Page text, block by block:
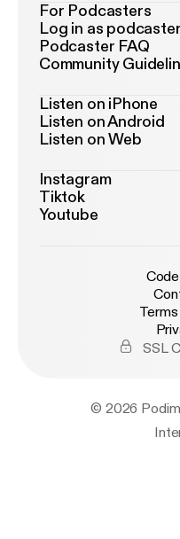
For Podcasters
Log in as podcaster
Podcaster FAQ
Community
Listen on iPhone
Listen on Android
Listen on Web
Instagram
Tiktok
Youtube
SSL
© 2026